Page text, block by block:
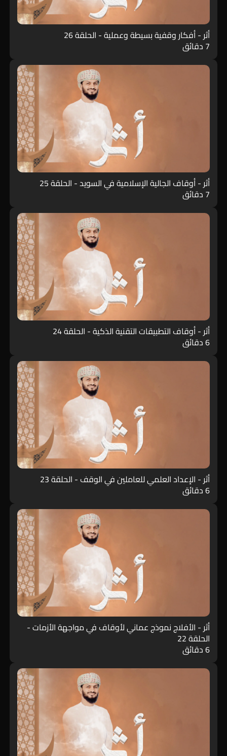
أثر - أفكار وقفية بسيطة وعملية - الحلقة 26
7 دقائق
أثر - أوقاف الجالية الإسلامية في السويد - الحلقة 25
7 دقائق
أثر - أوقاف التطبيقات التقنية الذكية - الحلقة 24
6 دقائق
أثر - الإعداد العلمي للعاملين في الوقف - الحلقة 23
6 دقائق
أثر - الأفلاج نموذج عماني لأوقاف في مواجهة الأزمات -
الحلقة 22
6 دقائق